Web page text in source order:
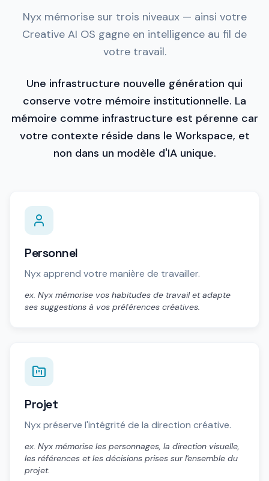
Nyx mémorise sur trois niveaux — ainsi votre
Creative AI OS gagne en intelligence au fil de
votre travail.
Une infrastructure nouvelle génération qui
conserve votre mémoire institutionnelle. La
mémoire comme infrastructure est pérenne car
votre contexte réside dans le Workspace, et
non dans un modèle d'IA unique.
Personnel
Nyx apprend votre manière de travailler.
ex. Nyx mémorise vos habitudes de travail et adapte
ses suggestions à vos préférences créatives.
Projet
Nyx préserve l'intégrité de la direction créative.
ex. Nyx mémorise les personnages, la direction visuelle,
les références et les décisions prises sur l'ensemble du
projet.